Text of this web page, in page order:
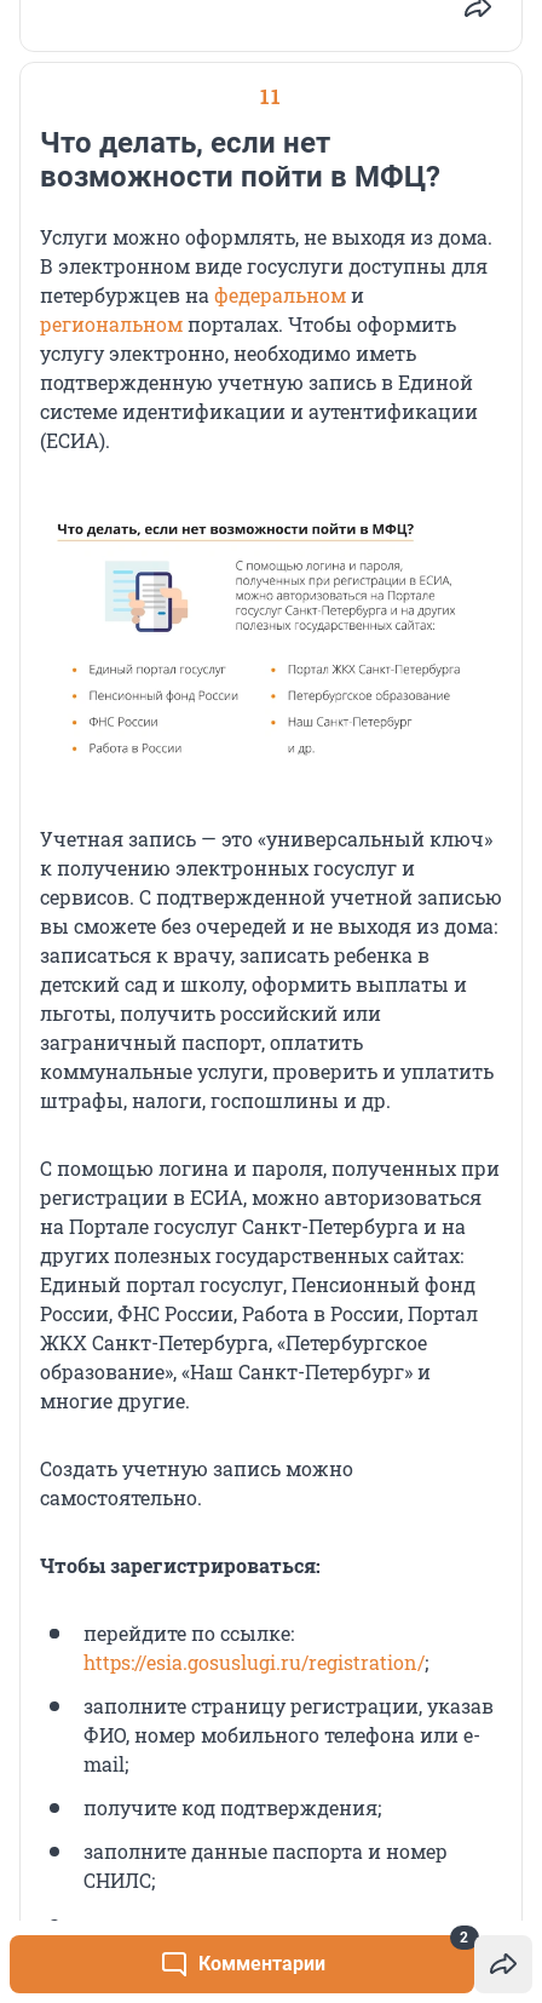
Комментарии
2
11
Что делать, если нет
возможности пойти в МФЦ?
Услуги можно оформлять, не выходя из дома.
В электронном виде госуслуги доступны для
петербуржцев на федеральноми
региональномпорталах. Чтобы оформить
услугу электронно, необходимо иметь
подтвержденную учетную запись в Единой
системе идентификации и аутентификации
(ЕСИА).
Учетная запись — это «универсальный ключ»
к получению электронных госуслуг и
сервисов. С подтвержденной учетной записью
вы сможете без очередей и не выходя из дома:
записаться к врачу, записать ребенка в
детский сад и школу, оформить выплаты и
льготы, получить российский или
заграничный паспорт, оплатить
коммунальные услуги, проверить и уплатить
штрафы, налоги, госпошлины и др.
С помощью логина и пароля, полученных при
регистрации в ЕСИА, можно авторизоваться
на Портале госуслуг Санкт-Петербурга и на
других полезных государственных сайтах:
Единый портал госуслуг, Пенсионный фонд
России, ФНС России, Работа в России, Портал
ЖКХ Санкт-Петербурга, «Петербургское
образование», «Наш Санкт-Петербург» и
многие другие.
Создать учетную запись можно
самостоятельно.
Чтобы зарегистрироваться:
перейдите по ссылке:
https://esia.gosuslugi.ru/registration/;
заполните страницу регистрации, указав
ФИО, номер мобильного телефона или e-
mail;
получите код подтверждения;
заполните данные паспорта и номер
СНИЛС;
дождитесь положительного результата
проверки данных;
далее необходимо подтвердить личность